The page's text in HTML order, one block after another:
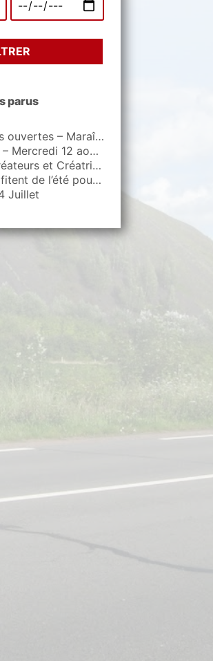
parus
– Maraîchage Municipal
12 aout – Parc Letoquart
4 septembre – Parvis de La Gare
pour faire peau neuve
Juillet